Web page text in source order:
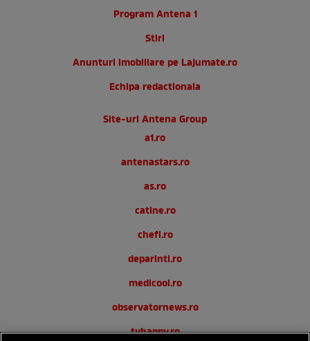
Program Antena 1
Stiri
Anunturi imobiliare pe Lajumate.ro
Echipa redactionala
Site-uri Antena Group
a1.ro
antenastars.ro
as.ro
catine.ro
chefi.ro
deparinti.ro
medicool.ro
observatornews.ro
tvhappy.ro